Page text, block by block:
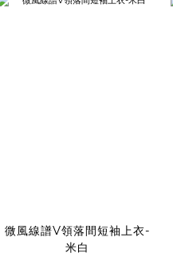
微風線譜V領落間短袖上衣-
米白